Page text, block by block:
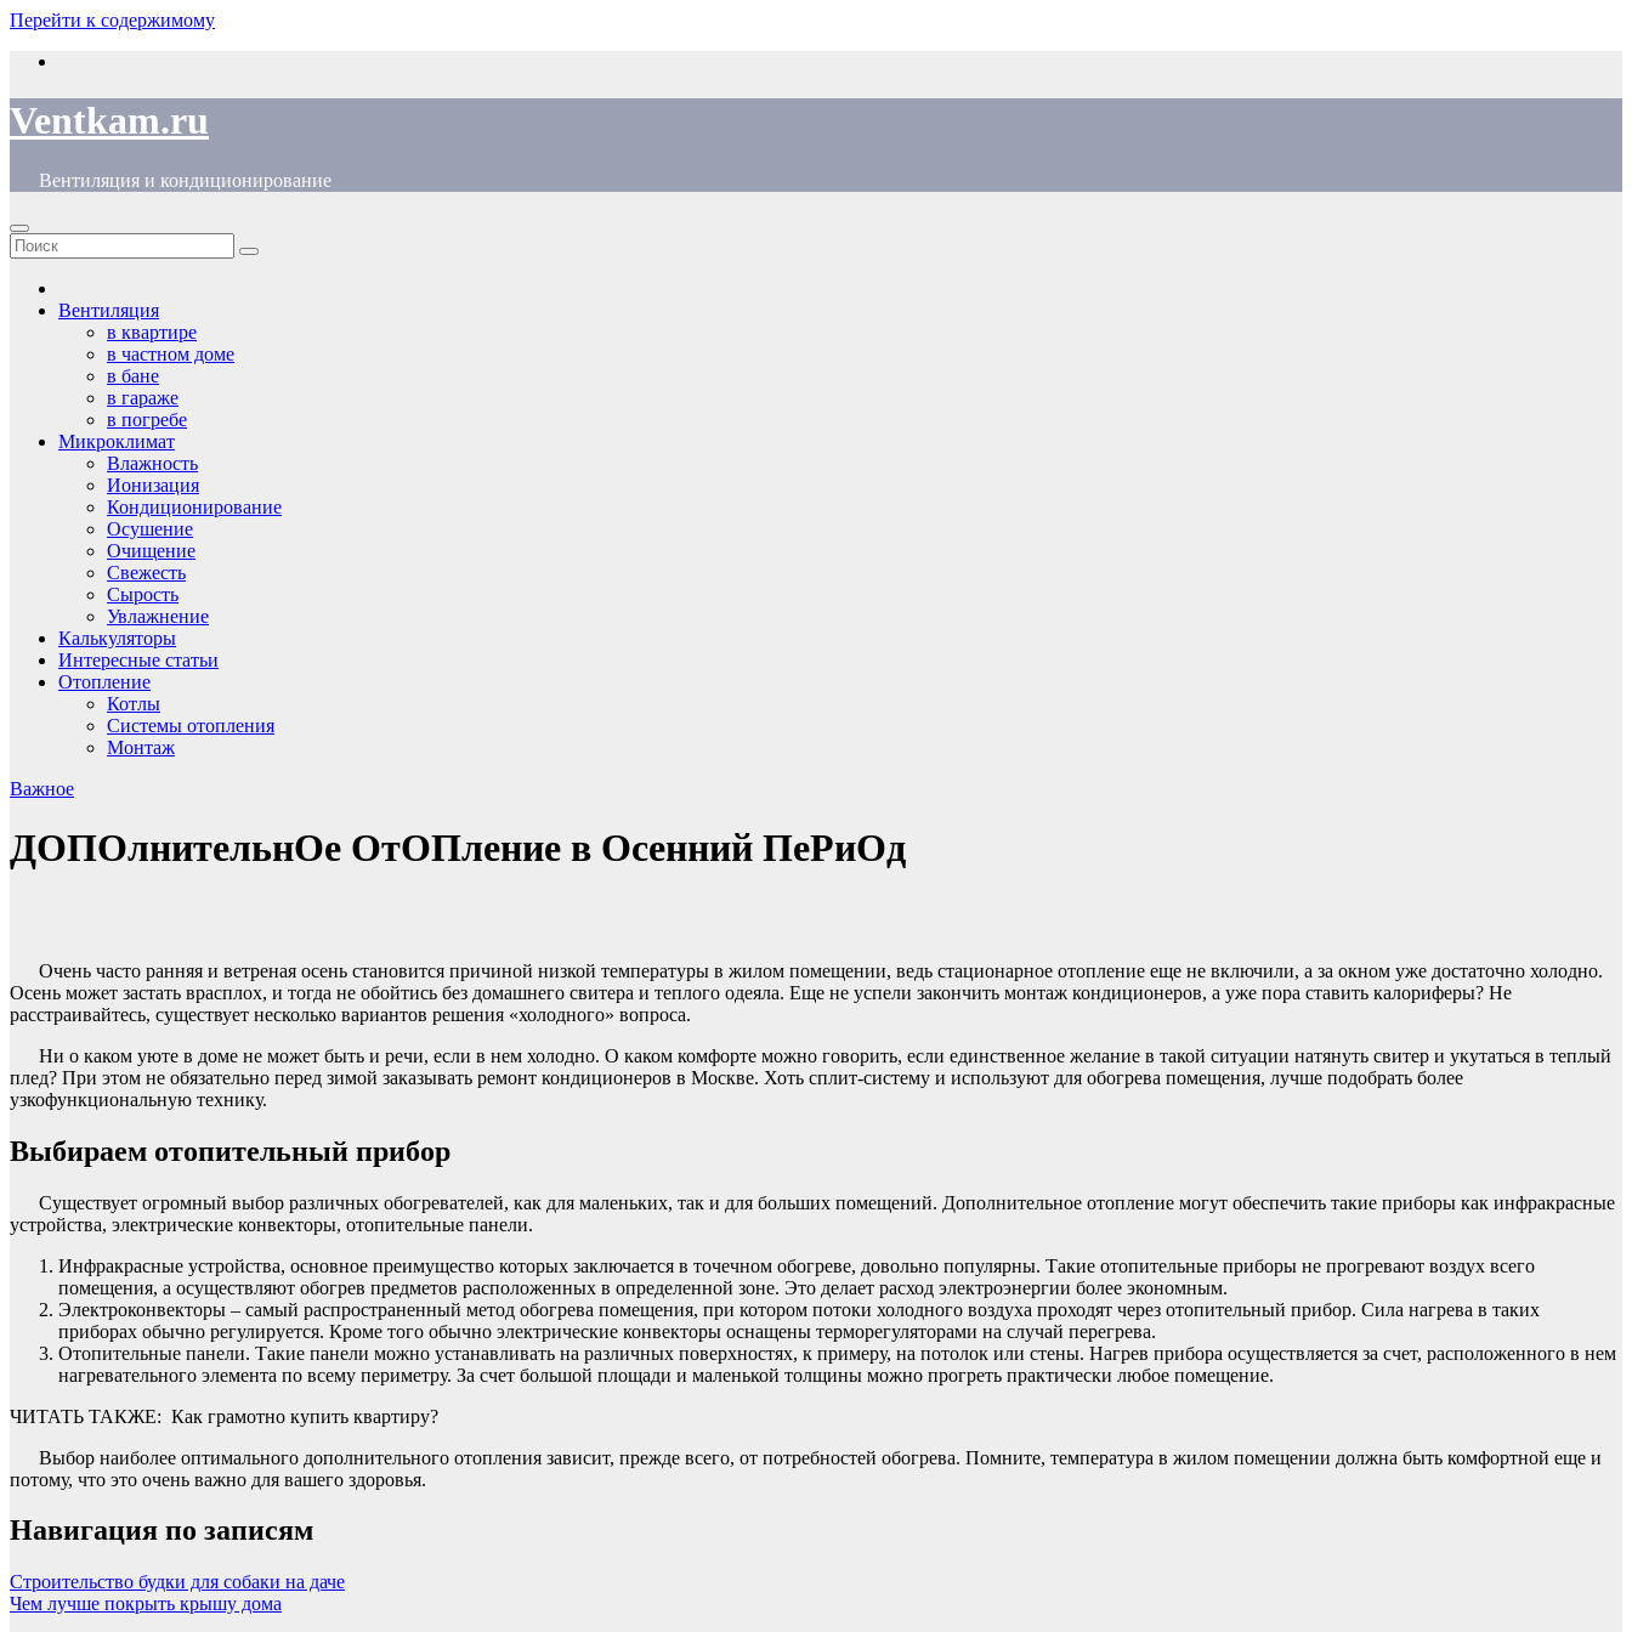
Перейти к содержимому
Ventkam.ru
Вентиляция и кондиционирование
Вентиляция
в квартире
в частном доме
в бане
в гараже
в погребе
Микроклимат
Влажность
Ионизация
Кондиционирование
Осушение
Очищение
Свежесть
Сырость
Увлажнение
Калькуляторы
Интересные статьи
Отопление
Котлы
Системы отопления
Монтаж
Важное
ДОПОлнительнОе ОтОПление в Осенний ПеРиОд
Очень часто ранняя и ветреная осень становится причиной низкой температуры в жилом помещении, ведь стационарное отопление еще не включили, а за окном уже достаточно холодно.
Осень может застать врасплох, и тогда не обойтись без домашнего свитера и теплого одеяла. Еще не успели закончить монтаж кондиционеров, а уже пора ставить калориферы? Не
расстраивайтесь, существует несколько вариантов решения «холодного» вопроса.
Ни о каком уюте в доме не может быть и речи, если в нем холодно. О каком комфорте можно говорить, если единственное желание в такой ситуации натянуть свитер и укутаться в теплый
плед? При этом не обязательно перед зимой заказывать ремонт кондиционеров в Москве. Хоть сплит-систему и используют для обогрева помещения, лучше подобрать более
узкофункциональную технику.
Выбираем отопительный прибор
Существует огромный выбор различных обогревателей, как для маленьких, так и для больших помещений. Дополнительное отопление могут обеспечить такие приборы как инфракрасные
устройства, электрические конвекторы, отопительные панели.
Инфракрасные устройства, основное преимущество которых заключается в точечном обогреве, довольно популярны. Такие отопительные приборы не прогревают воздух всего
помещения, а осуществляют обогрев предметов расположенных в определенной зоне. Это делает расход электроэнергии более экономным.
Электроконвекторы – самый распространенный метод обогрева помещения, при котором потоки холодного воздуха проходят через отопительный прибор. Сила нагрева в таких
приборах обычно регулируется. Кроме того обычно электрические конвекторы оснащены терморегуляторами на случай перегрева.
Отопительные панели. Такие панели можно устанавливать на различных поверхностях, к примеру, на потолок или стены. Нагрев прибора осуществляется за счет, расположенного в нем
нагревательного элемента по всему периметру. За счет большой площади и маленькой толщины можно прогреть практически любое помещение.
ЧИТАТЬ ТАКЖЕ: Как грамотно купить квартиру?
Выбор наиболее оптимального дополнительного отопления зависит, прежде всего, от потребностей обогрева. Помните, температура в жилом помещении должна быть комфортной еще и
потому, что это очень важно для вашего здоровья.
Навигация по записям
Строительство будки для собаки на даче
Чем лучше покрыть крышу дома